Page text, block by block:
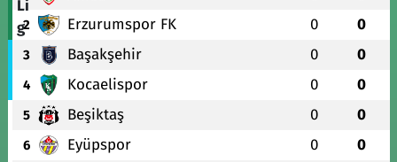
2 Erzurumspor FK 0 0
3 Başakşehir 0 0
4 Kocaelispor 0 0
5 Beşiktaş 0 0
6 Eyüpspor 0 0